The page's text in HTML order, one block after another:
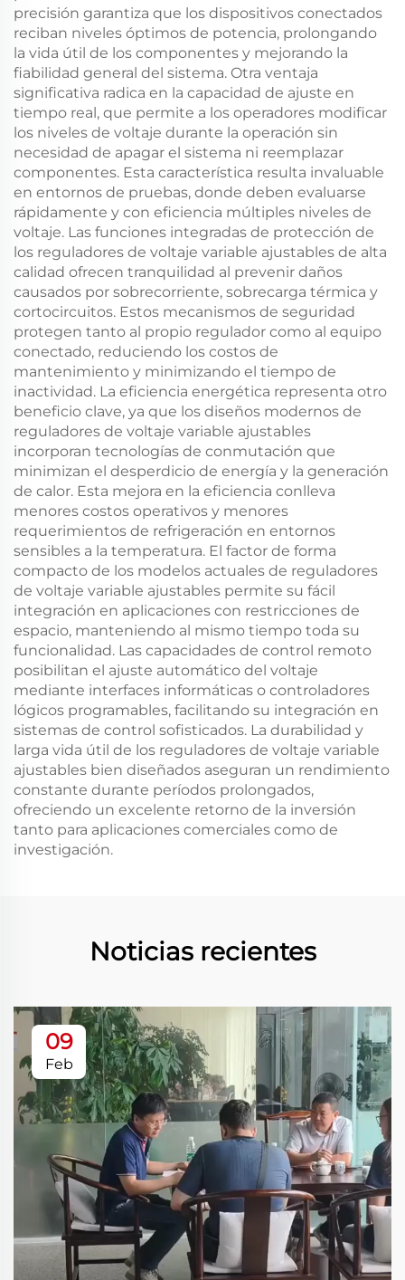
precisión garantiza que los dispositivos conectados
reciban niveles óptimos de potencia, prolongando
la vida útil de los componentes y mejorando la
fiabilidad general del sistema. Otra ventaja
significativa radica en la capacidad de ajuste en
tiempo real, que permite a los operadores modificar
los niveles de voltaje durante la operación sin
necesidad de apagar el sistema ni reemplazar
componentes. Esta característica resulta invaluable
en entornos de pruebas, donde deben evaluarse
rápidamente y con eficiencia múltiples niveles de
voltaje. Las funciones integradas de protección de
los reguladores de voltaje variable ajustables de alta
calidad ofrecen tranquilidad al prevenir daños
causados por sobrecorriente, sobrecarga térmica y
cortocircuitos. Estos mecanismos de seguridad
protegen tanto al propio regulador como al equipo
conectado, reduciendo los costos de
mantenimiento y minimizando el tiempo de
inactividad. La eficiencia energética representa otro
beneficio clave, ya que los diseños modernos de
reguladores de voltaje variable ajustables
incorporan tecnologías de conmutación que
minimizan el desperdicio de energía y la generación
de calor. Esta mejora en la eficiencia conlleva
menores costos operativos y menores
requerimientos de refrigeración en entornos
sensibles a la temperatura. El factor de forma
compacto de los modelos actuales de reguladores
de voltaje variable ajustables permite su fácil
integración en aplicaciones con restricciones de
espacio, manteniendo al mismo tiempo toda su
funcionalidad. Las capacidades de control remoto
posibilitan el ajuste automático del voltaje
mediante interfaces informáticas o controladores
lógicos programables, facilitando su integración en
sistemas de control sofisticados. La durabilidad y
larga vida útil de los reguladores de voltaje variable
ajustables bien diseñados aseguran un rendimiento
constante durante períodos prolongados,
ofreciendo un excelente retorno de la inversión
tanto para aplicaciones comerciales como de
investigación.
Noticias recientes
09
Feb